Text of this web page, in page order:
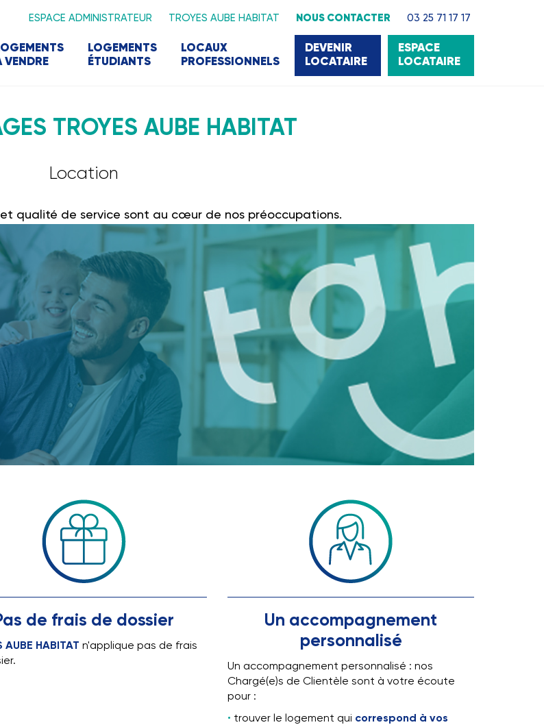
ESPACE ADMINISTRATEUR TROYES AUBE HABITAT NOUS CONTACTER 03 25 71 17 17
VENDRE
LOGEMENTS
ÉTUDIANTS
LOCAUX
PROFESSIONNELS
DEVENIR
LOCATAIRE
ESPACE
LOCATAIRE
TROYES AUBE HABITAT
Location
qualité de service sont au cœur de nos préoccupations.
de frais de dossier
AUBE HABITAT n'applique pas de frais
Un accompagnement
personnalisé
Un accompagnement personnalisé : nos
Chargé(e)s de Clientèle sont à votre écoute
pour :
trouver le logement qui correspond à vos